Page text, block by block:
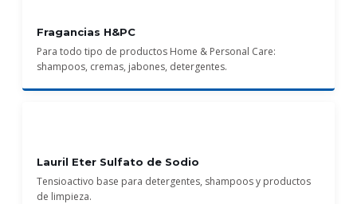
Fragancias H&PC
Para todo tipo de productos Home & Personal Care:
shampoos, cremas, jabones, detergentes.
Lauril Eter Sulfato de Sodio
Tensioactivo base para detergentes, shampoos y productos
de limpieza.